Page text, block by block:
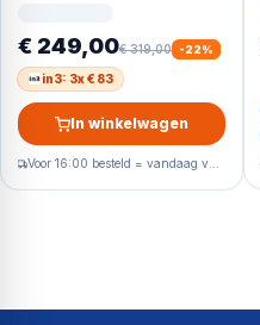
€ 249,00€ 319,00 -22%
in3: 3x € 83
In winkelwagen